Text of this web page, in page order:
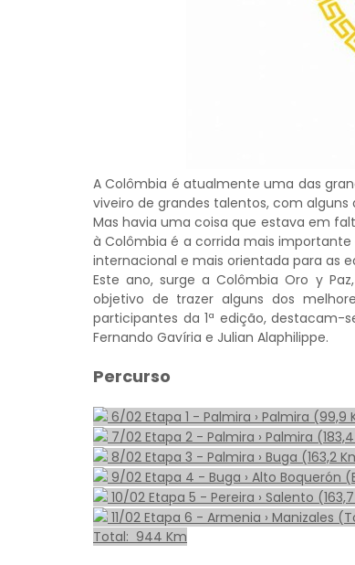
A Colômbia é atualmente uma das
viveiro de grandes talentos, com
Mas havia uma coisa que estava em
à Colômbia é a corrida mais
internacional e mais orientada para as
Este ano, surge a Colômbia Oro y
objetivo de trazer alguns dos
participantes da 1ª edição, destacam-
Fernando Gavíria e Julian Alaphilippe.
Percurso
6/02 Etapa 1 - Palmira › Palmira (99,9
7/02 Etapa 2 - Palmira › Palmira
8/02 Etapa 3 - Palmira › Buga (163,2
9/02 Etapa 4 - Buga › Alto Boquerón
10/02 Etapa 5 - Pereira › Salento
11/02 Etapa 6 - Armenia › Manizales
Total: 944 Km